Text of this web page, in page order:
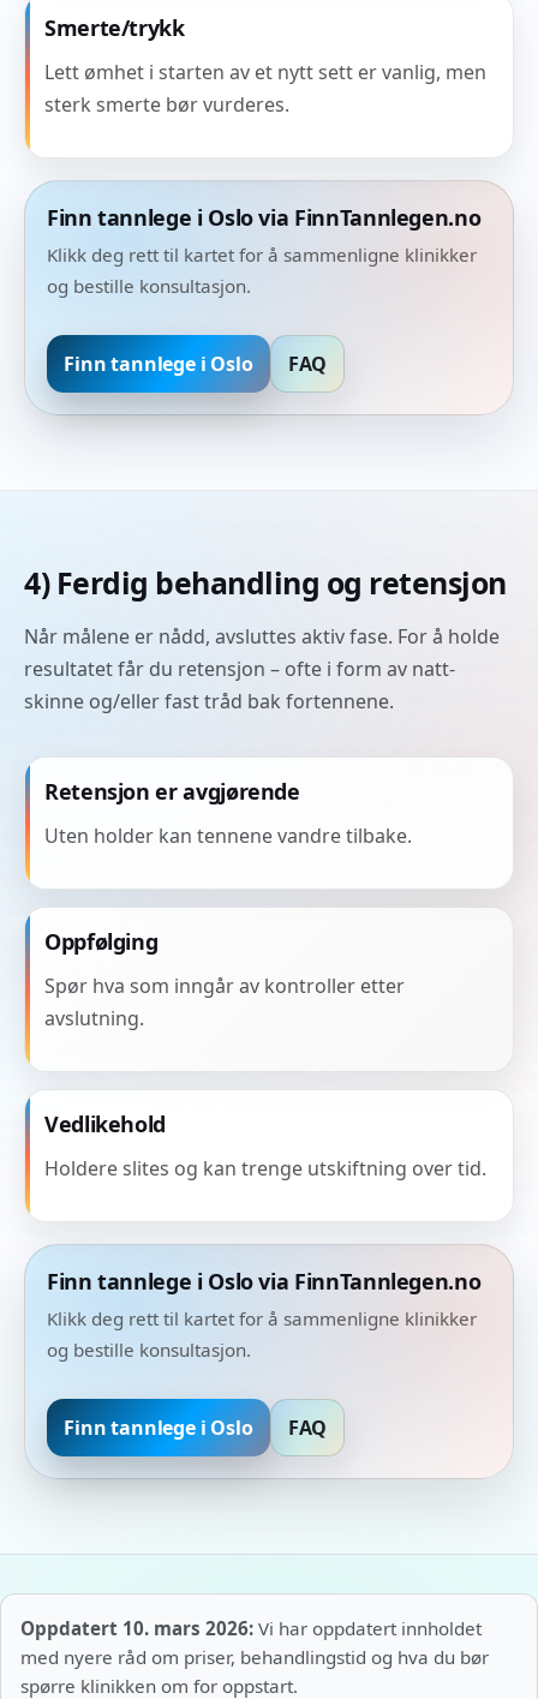
Smerte/trykk
Lett ømhet i starten av et nytt sett er vanlig, men
sterk smerte bør vurderes.
Finn tannlege i Oslo via FinnTannlegen.no
Klikk deg rett til kartet for å sammenligne klinikker
og bestille konsultasjon.
Finn tannlege i Oslo FAQ
4) Ferdig behandling og retensjon
Når målene er nådd, avsluttes aktiv fase. For å holde
resultatet får du retensjon – ofte i form av natt-
skinne og/eller fast tråd bak fortennene.
Retensjon er avgjørende
Uten holder kan tennene vandre tilbake.
Oppfølging
Spør hva som inngår av kontroller etter
avslutning.
Vedlikehold
Holdere slites og kan trenge utskiftning over tid.
Finn tannlege i Oslo via FinnTannlegen.no
Klikk deg rett til kartet for å sammenligne klinikker
og bestille konsultasjon.
Finn tannlege i Oslo FAQ
Oppdatert 10. mars 2026: Vi har oppdatert innholdet
med nyere råd om priser, behandlingstid og hva du bør
spørre klinikken om for oppstart.